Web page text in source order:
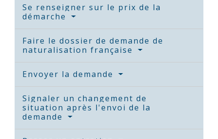
Se renseigner sur le prix de la
démarche
Faire le dossier de demande de
naturalisation française
Envoyer la demande
Signaler un changement de
situation après l'envoi de la
demande